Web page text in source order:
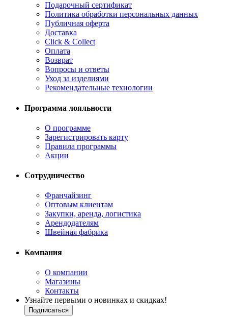
Подарочный сертификат
Политика обработки персональных данных
Публичная оферта
Доставка
Click & Collect
Оплата
Возврат
Вопросы и ответы
Уход за изделиями
Рекомендательные технологии
Программа лояльности
О программе
Зарегистрировать карту
Правила программы
Акции
Сотрудничество
Франчайзинг
Оптовым клиентам
Закупки, аренда, логистика
Арендодателям
Швейная фабрика
Компания
О компании
Магазины
Контакты
Узнайте первыми о новинках и скидках!
Подписаться